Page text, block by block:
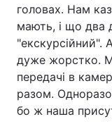
головах. Нам
мають, і що два
"екскурсійний".
дуже жорстко.
передачі в
разом.
бо ж наша